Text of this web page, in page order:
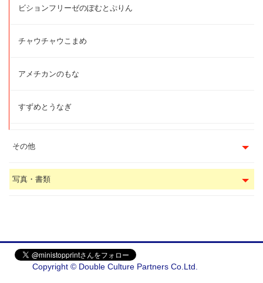
ビションフリーゼのぽむとぷりん
チャウチャウこまめ
アメチカンのもな
すずめとうなぎ
その他
写真・書類
Copyright © Double Culture Partners Co.Ltd.